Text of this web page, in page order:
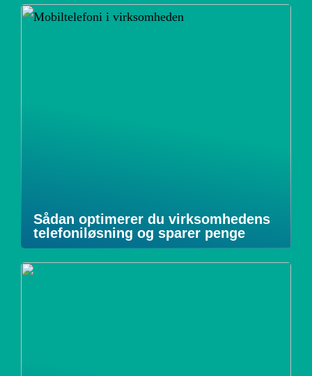
Sådan optimerer du virksomhedens
telefoniløsning og sparer penge